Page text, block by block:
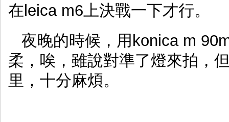
在leica m6上決戰一下才行。
夜晚的時候，用konica m
柔，唉，雖說對準了燈來拍，
里，十分麻煩。